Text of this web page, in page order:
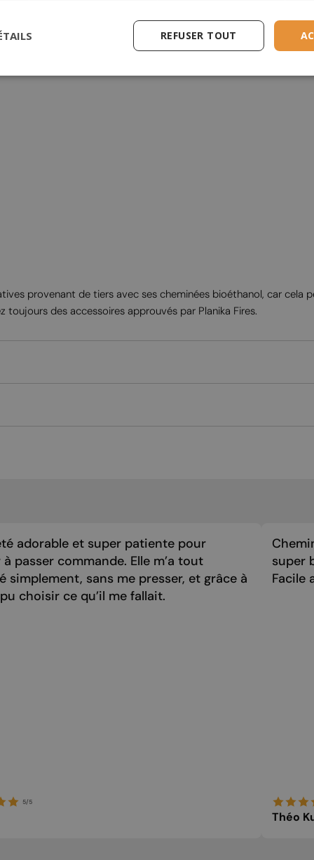
des bûches décoratives en céramique ou des galets blancs.
provenant de tiers avec ses cheminées bioéthanol, car
des accessoires approuvés par Planika Fires.
adorable et super patiente pour
à passer commande. Elle m’a tout
simplement, sans me presser, et grâce à
pu choisir ce qu’il me fallait.
5/5
super
Facile
Théo
REFUSER TOUT